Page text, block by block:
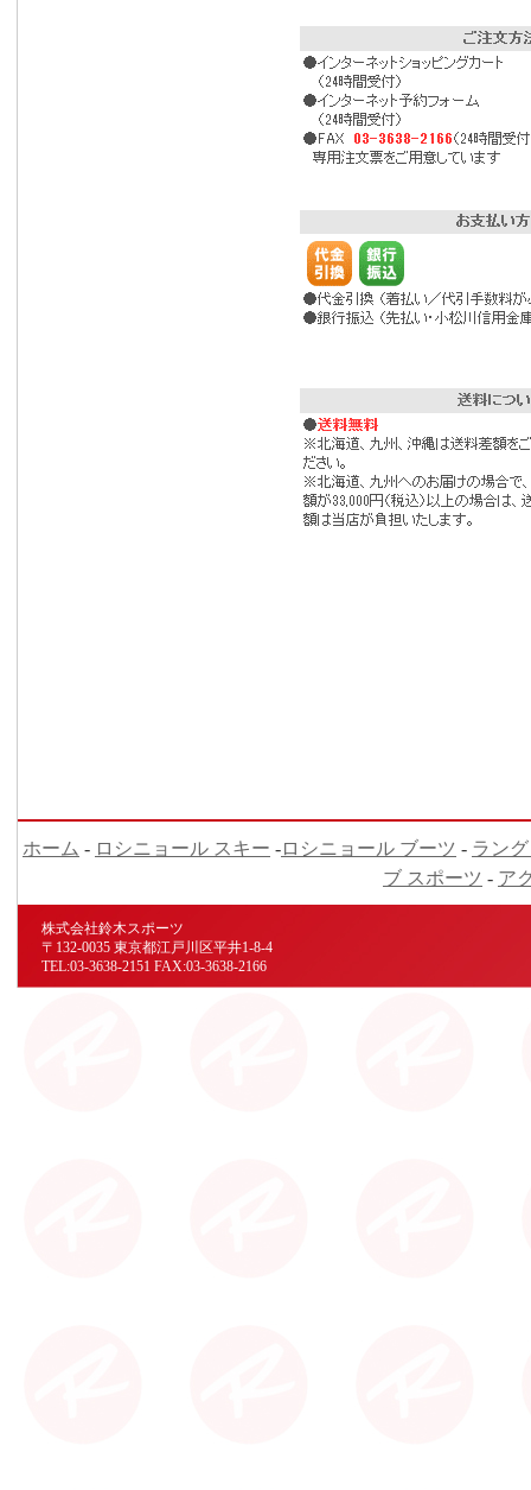
ホーム - ロシニョール スキー -ロシニョール ブーツ - ラン
ブ スポーツ - ア
株式会社鈴木スポーツ
〒132-0035 東京都江戸川区平井1-8-4
TEL:03-3638-2151 FAX:03-3638-2166